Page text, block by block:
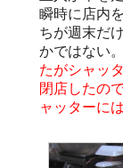
瞬時に店内
ちが週末だ
かではない
たがシャッ
閉店したの
ャッターに